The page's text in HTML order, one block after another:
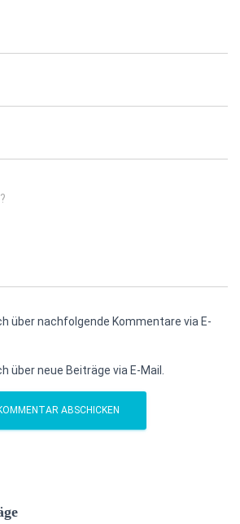
über nachfolgende Kommentare via E-
über neue Beiträge via E-Mail.